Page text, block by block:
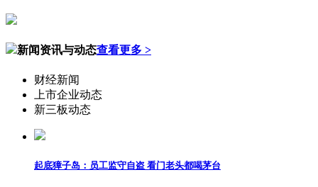
新闻资讯与动态查看更多 >
财经新闻
上市企业动态
新三板动态
起底獐子岛：员工监守自盗 看门老头都喝茅台